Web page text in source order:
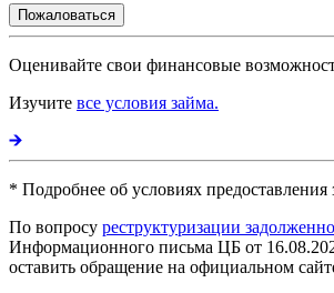
Пожаловаться
Оценивайте свои финансовые
Изучите все условия займа.
* Подробнее об условиях
По вопросу реструктуризации
Информационного письма ЦБ от
оставить обращение на официальном